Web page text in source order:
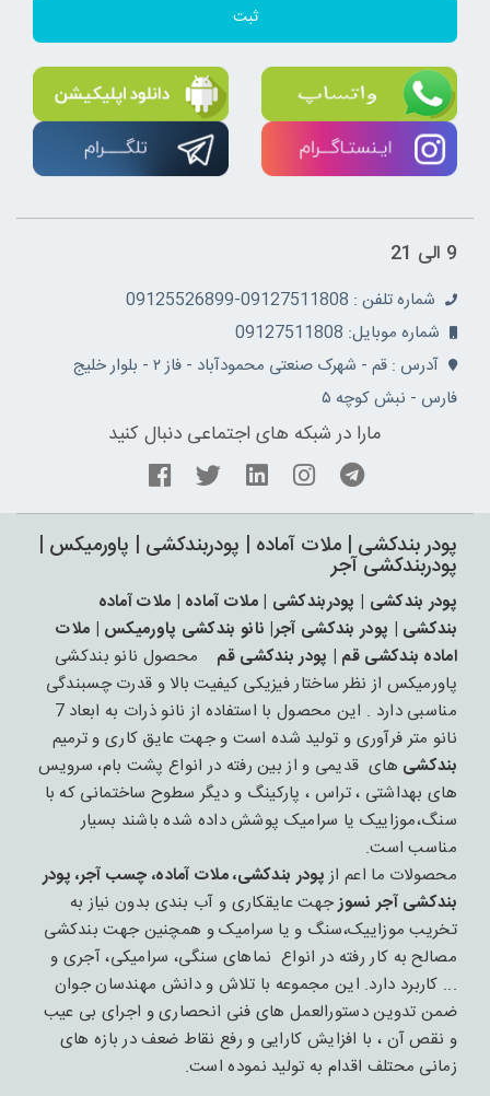
ثبت
9 الی 21
شماره تلفن : 09127511808-09125526899
شماره موبایل: 09127511808
آدرس : قم - شهرک صنعتی محمودآباد - فاز ۲ - بلوار خلیج
فارس - نبش کوچه ۵
مارا در شبکه های اجتماعی دنبال کنید
پودر بندکشی | ملات آماده | پودربندکشی | پاورمیکس |
پودربندکشی آجر
پودر بندکشی | پودربندکشی | ملات آماده | ملات آماده
بندکشی | پودر بندکشی آجر| نانو بندکشی پاورمیکس | ملات
اماده بندکشی قم | پودر بندکشی قم
محصول نانو بندکشی
پاورمیکس از نظر ساختار فیزیکی کیفیت بالا و قدرت چسبندگی
مناسبی دارد . این محصول با استفاده از نانو ذرات به ابعاد 7
نانو متر فرآوری و تولید شده است و جهت عایق کاری و ترمیم
بندکشی های قدیمی و از بین رفته در انواع پشت بام، سرویس
های بهداشتی ، تراس ، پارکینگ و دیگر سطوح ساختمانی که با
سنگ،موزاییک یا سرامیک پوشش داده شده باشند بسیار
مناسب است.
محصولات ما اعم ازپودر بندکشی، ملات آماده، چسب آجر، پودر
بندکشی آجر نسوزجهت عایقکاری و آب بندی بدون نیاز به
تخریب موزاییک،سنگ و یا سرامیک و همچنین جهت بندکشی
مصالح به کار رفته در انواع نماهای سنگی، سرامیکی، آجری و
... کاربرد دارد. این مجموعه با تلاش و دانش مهندسان جوان
ضمن تدوین دستورالعمل های فنی انحصاری و اجرای بی عیب
و نقص آن ، با افزایش کارایی و رفع نقاط ضعف در بازه های
زمانی محتلف اقدام به تولید نموده است.